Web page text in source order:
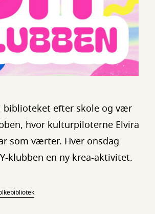
biblioteket efter skole og vær
hvor kulturpiloterne Elvira
som værter. Hver onsdag
klubben en ny krea-aktivitet.